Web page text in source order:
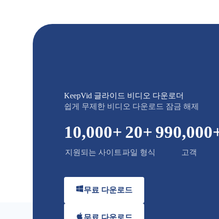
KeepVid 글라이드 비디오 다운로더
쉽게 무제한 비디오 다운로드 잠금 해제
지원되는 사이트
10,000+
파일 형식
20+
고객
990,000
무료 다운로드